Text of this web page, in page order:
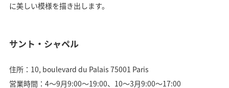
に美しい模様を描き出します。
サント・シャペル
住所：10, boulevard du Palais 75001 Paris
営業時間：4〜9月9:00〜19:00、10〜3月9:00〜17:00